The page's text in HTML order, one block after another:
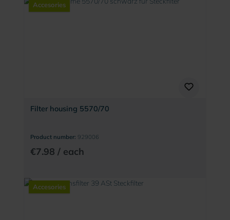
Accesories
Filter housing 5570/70
Product number: 929006
€7.98 / each
Accesories